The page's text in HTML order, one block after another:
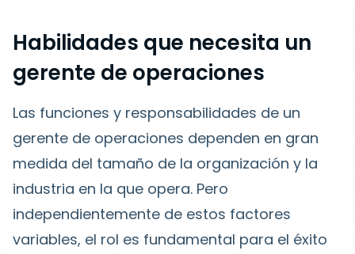
Habilidades que necesita un
gerente de operaciones
Las funciones y responsabilidades de un
gerente de operaciones dependen en gran
medida del tamaño de la organización y la
industria en la que opera. Pero
independientemente de estos factores
variables, el rol es fundamental para el éxito